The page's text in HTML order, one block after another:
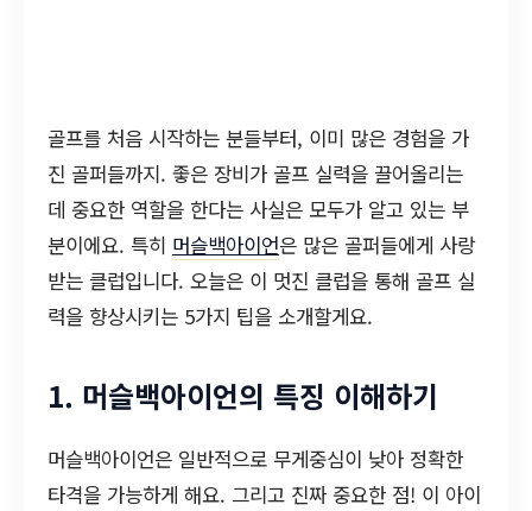
골프를 처음 시작하는 분들부터, 이미 많은 경험을 가
진 골퍼들까지. 좋은 장비가 골프 실력을 끌어올리는
데 중요한 역할을 한다는 사실은 모두가 알고 있는 부
분이에요. 특히 머슬백아이언은 많은 골퍼들에게 사랑
받는 클럽입니다. 오늘은 이 멋진 클럽을 통해 골프 실
력을 향상시키는 5가지 팁을 소개할게요.
1. 머슬백아이언의 특징 이해하기
머슬백아이언은 일반적으로 무게중심이 낮아 정확한
타격을 가능하게 해요. 그리고 진짜 중요한 점! 이 아이